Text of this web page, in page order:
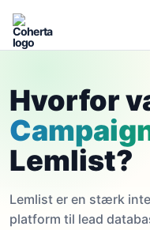
Hvorfor
Lemlist?
Lemlist er en stærk
platform til lead